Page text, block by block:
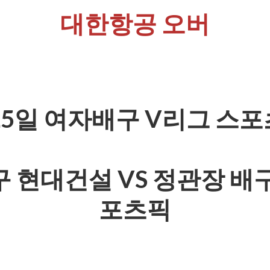
대한항공 오버
일 여자배구 V리그 스포
현대건설 VS 정관장 배
포츠픽